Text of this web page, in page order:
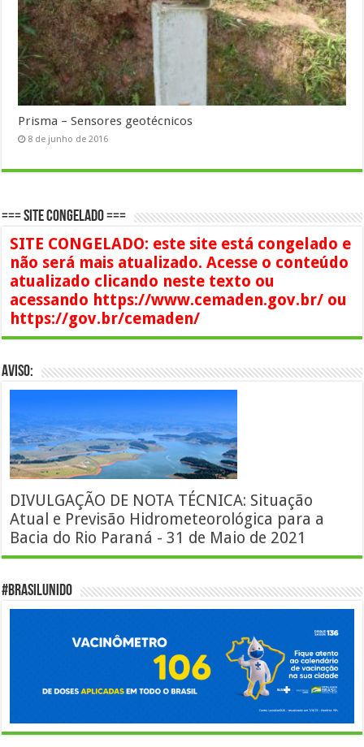
Prisma – Sensores geotécnicos
8 de junho de 2016
=== SITE CONGELADO ===
SITE CONGELADO: este site está congelado e
não será mais atualizado. Acesse o conteúdo
atualizado clicando neste texto ou
acessando https://www.cemaden.gov.br/ ou
https://gov.br/cemaden/
AVISO:
DIVULGAÇÃO DE NOTA TÉCNICA: Situação
Atual e Previsão Hidrometeorológica para a
Bacia do Rio Paraná - 31 de Maio de 2021
#BrasilUnido